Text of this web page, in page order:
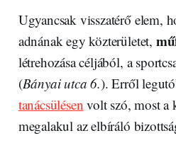
Ugyancsak visszatérő elem,
adnának egy közterületet,
létrehozása céljából, a
(Bányai utca 6.). Erről
tanácsülésen volt szó, most a
megalakul az elbíráló